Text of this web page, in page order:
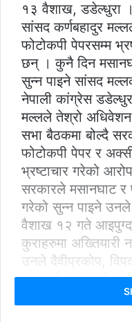
१३ वैशाख, डडेल्धुरा
सांसद कर्णबहादुर
फोटोकपी पेपरसम्म
छन् । कुनै दिन
सुन्न पाइने सांसद
नेपाली कांग्रेस
मल्लले तेश्रो अधिवेशन
सभा बैठकमा बोल्दै
फोटोकपी पेपर र
भ्रष्टाचार गरेको
सरकारले मसानघाट र
गरेको सुन्न पाइने उनले
वैशाख १२ गते
कुराहरुमा अख्तियारी
उनले दैवीप्रकोप,
कुरालाई सरकारले
थिए । उनले सार्वभौम